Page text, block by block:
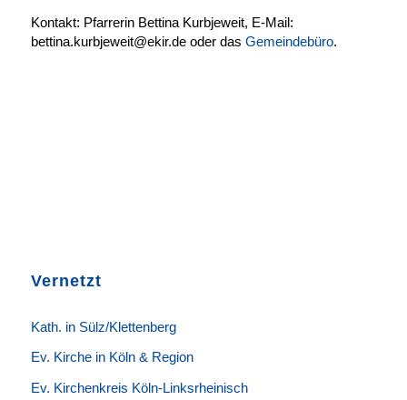
Kontakt: Pfarrerin Bettina Kurbjeweit, E-Mail:
bettina.kurbjeweit@ekir.de oder das Gemeindebüro.
Vernetzt
Kath. in Sülz/Klettenberg
Ev. Kirche in Köln & Region
Ev. Kirchenkreis Köln-Linksrheinisch